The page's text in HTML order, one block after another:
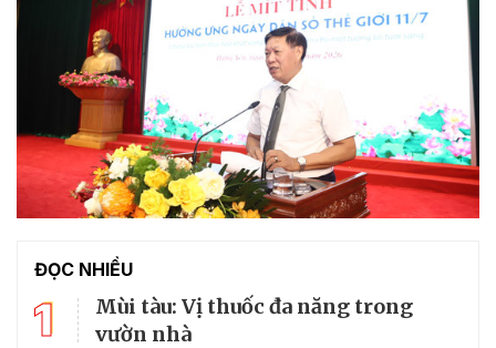
ĐỌC NHIỀU
1
Mùi tàu: Vị thuốc đa năng trong
vườn nhà